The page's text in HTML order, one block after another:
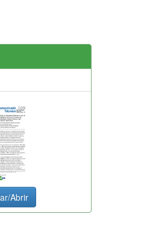
Abrir